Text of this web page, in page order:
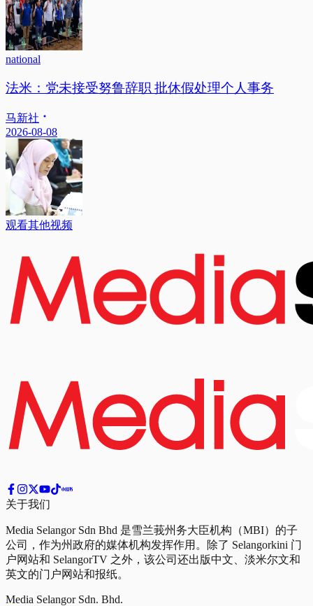
national
法米：党未接受努鲁辞职 批休假处理个人事务
马新社
2026-08-08
观看其他视频
关于我们
Media Selangor Sdn Bhd 是雪兰莪州务大臣机构（MBI）的子
公司，作为州政府的媒体机构发挥作用。除了 Selangorkini 门
户网站和 SelangorTV 之外，该公司还出版中文、淡米尔文和
英文的门户网站和报纸。
Media Selangor Sdn. Bhd.